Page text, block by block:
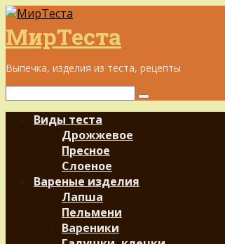
Перейти
к
контенту
МирТеста
Выпечка, изделия из теста, рецепты
Поиск:
Виды теста
Дрожжевое
Пресное
Слоеное
Вареные изделия
Лапша
Пельмени
Вареники